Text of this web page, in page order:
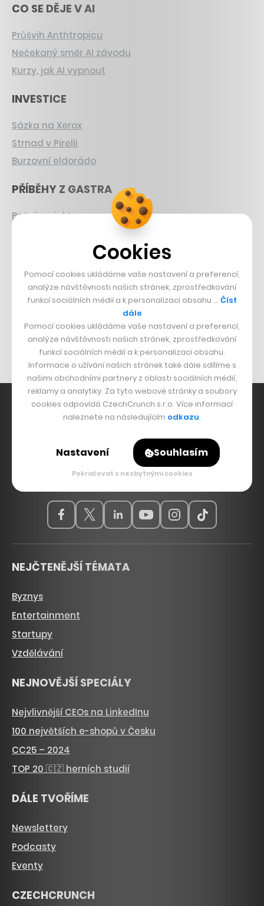
CO SE DĚJE V AI
Průšvih Anthtropicu
Nečekaný směr AI závodu
Kurzy, jak AI vypnout
INVESTICE
Sázka na Xerox
Strnad v Pirelli
Burzovní eldorádo
PŘÍBĚHY Z GASTRA
Boční projekt, co se zvrtnul
Dva golfisti, co pečou
DESIGN
Bomma není tichá
Originální hodinky
Nábytek z betonu
Hlavní zdroj inspirace. Věnujeme se tématům, která
hýbou Českem a světem, od byznysu a startupů
přes technologie, politiku a vzdělávání až po bydlení,
sport, kulturu, ekologii nebo dopravu.
NEJČTENĚJŠÍ TÉMATA
Byznys
Entertainment
Startupy
Vzdělávání
NEJNOVĚJŠÍ SPECIÁLY
Nejvlivnější CEOs na LinkedInu
100 největších e-shopů v Česku
CC25 – 2024
TOP 20 🇨🇿 herních studií
DÁLE TVOŘÍME
Newslettery
Podcasty
Eventy
CZECHCRUNCH
Cookies
Pomocí cookies ukládáme vaše nastavení a preferencí,
analýze návštěvnosti našich stránek, zprostředkování
funkcí sociálních médií a k personalizaci obsahu … Číst
dále
Pomocí cookies ukládáme vaše nastavení a preferencí,
analýze návštěvnosti našich stránek, zprostředkování
funkcí sociálních médií a k personalizaci obsahu.
Informace o užívání našich stránek také dále sdílíme s
našimi obchodními partnery z oblasti sociálních médií,
reklamy a analytiky. Za tyto webové stránky a soubory
cookies odpovídá CzechCrunch s.r.o. Více informací
naleznete na následujícím odkazu.
Nastavení Souhlasím
Pokračovat s nezbytnými cookies